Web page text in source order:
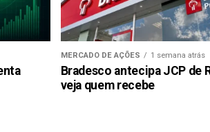
MERCADO DE AÇÕES 1 semana atrás
Bradesco antecipa JCP de
veja quem recebe